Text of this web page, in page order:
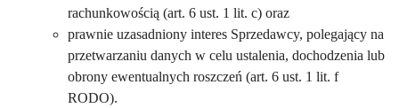
rachunkowością (art. 6 ust. 1 lit. c) oraz
prawnie uzasadniony interes Sprzedawcy, polegający na
przetwarzaniu danych w celu ustalenia, dochodzenia lub
obrony ewentualnych roszczeń (art. 6 ust. 1 lit. f
RODO).